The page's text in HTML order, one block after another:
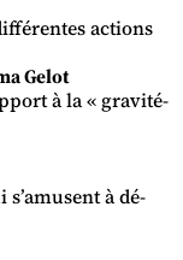
actions
Gelot
à la « gravité-
à dé-